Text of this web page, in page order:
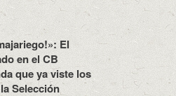
El
en el CB
que ya viste los
Selección